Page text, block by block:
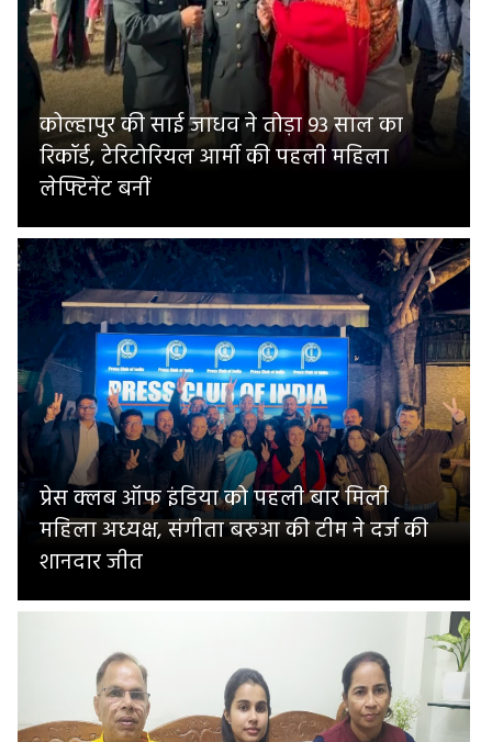
कोल्हापुर की साई जाधव ने तोड़ा 93 साल का
रिकॉर्ड, टेरिटोरियल आर्मी की पहली महिला
लेफ्टिनेंट बनीं
प्रेस क्लब ऑफ इंडिया को पहली बार मिली
महिला अध्यक्ष, संगीता बरुआ की टीम ने दर्ज की
शानदार जीत